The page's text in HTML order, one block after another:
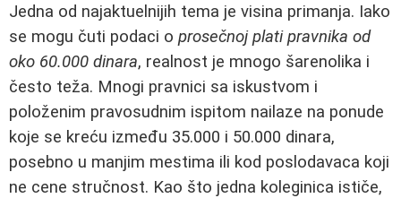
Jedna od najaktuelnijih tema je visina primanja. Iako
se mogu čuti podaci o prosečnoj plati pravnika od
oko 60.000 dinara, realnost je mnogo šarenolika i
često teža. Mnogi pravnici sa iskustvom i
položenim pravosudnim ispitom nailaze na ponude
koje se kreću između 35.000 i 50.000 dinara,
posebno u manjim mestima ili kod poslodavaca koji
ne cene stručnost. Kao što jedna koleginica ističe,